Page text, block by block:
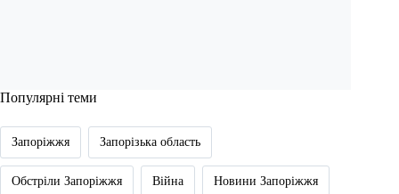
Популярні теми
Запоріжжя Запорізька область
Обстріли Запоріжжя Війна Новини Запоріжжя